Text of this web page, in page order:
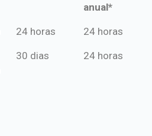
anual*
*Pagamento
mensal*
*Pagamento
de crédito
24 horas 24 horas
30 dias 24 horas